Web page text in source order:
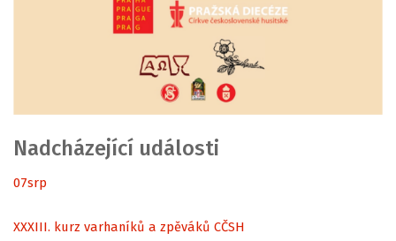
Nadcházející události
07srp
XXXIII. kurz varhaníků a zpěváků CČSH